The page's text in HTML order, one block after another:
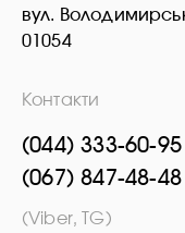
вул.
01054
Контакти
(044) 333-60-95
(067) 847-48-48
(Viber, TG)